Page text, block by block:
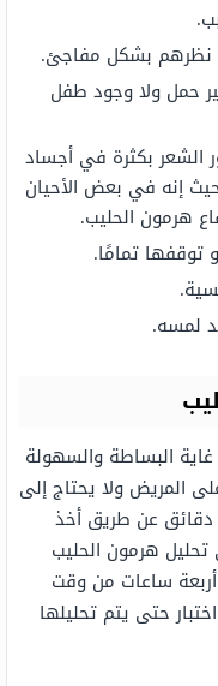
نظرهم بشكل مفاجئ.
حمل ولا وجود طفل
الشعر بكثرة في أجساد
إنه في بعض الأحيان
هرمون الحليب.
توقفها تمامًا.
لمسه.
البساطة والسهولة
المريض ولا يحتاج إلى
دقائق عن طريق أخذ
هرمون الحليب
ساعات من وقت
حتى يتم تحليلها